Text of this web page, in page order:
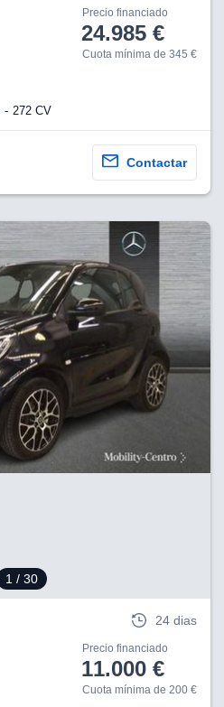
Precio financiado
24.985 €
Cuota mínima de 345 €
272 CV
Contactar
1 / 30
24 dias
Precio financiado
11.000 €
Cuota mínima de 200 €